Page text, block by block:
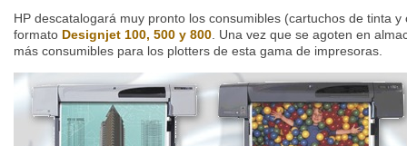
HP descatalogará muy pronto los consumibles (cartuchos de tinta
formato Designjet 100, 500 y 800. Una vez que se agoten en
más consumibles para los plotters de esta gama de impresoras.